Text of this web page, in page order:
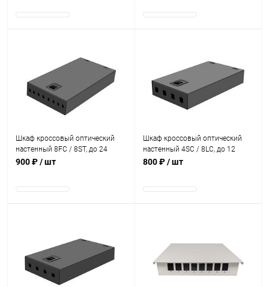
В наличии
Шкаф кроссовый оптический
настенный 8FC / 8ST, до 24
КДЗС, чёрный
900 ₽/ шт
В наличии
Шкаф кроссовый оптический
настенный 4SC / 8LC, до 12
КДЗС, чёрный
800 ₽/ шт
В наличии